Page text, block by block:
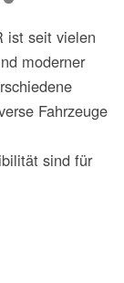
ist seit vielen
moderner
Fahrzeuge
sind für